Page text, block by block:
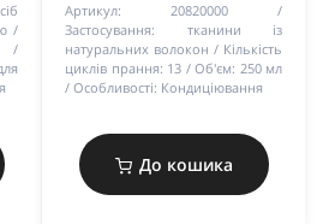
Артикул:
20820000
Застосування:
тканини із
натуральних волокон
Кількість
циклів прання: 13 Об'єм: 250 мл
Особливості: Кондиціювання
До кошика